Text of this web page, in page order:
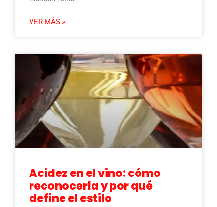
VER MÁS »
Acidez en el vino: cómo
reconocerla y por qué
define el estilo